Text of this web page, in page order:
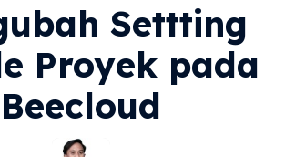
Settting
Proyek pada
Beecloud